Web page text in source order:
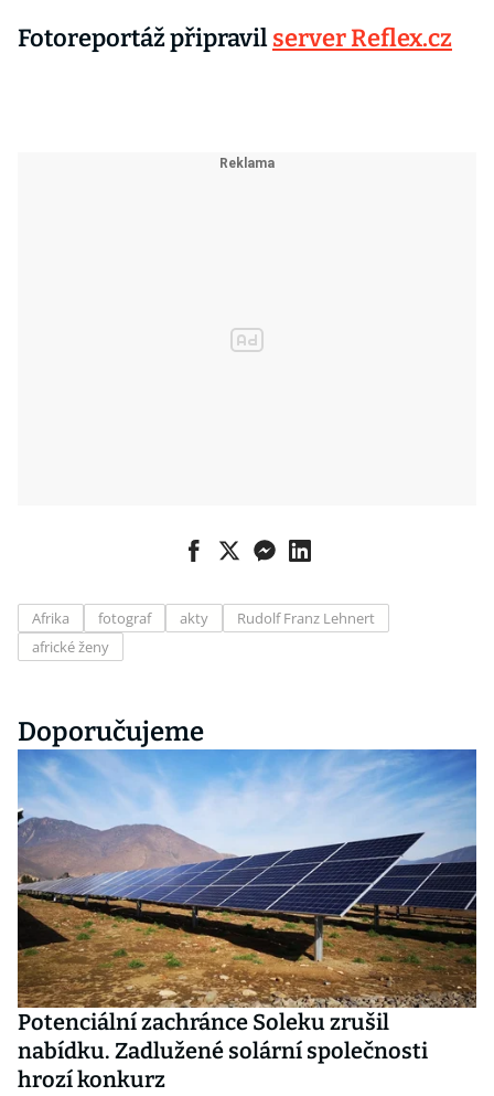
Instagram
Fotoreportáž připravilserver Reflex.cz
Afrika fotograf akty
Rudolf Franz Lehnert
africké ženy
Doporučujeme
Potenciální zachránce Soleku zrušil
nabídku. Zadlužené solární společnosti
hrozí konkurz